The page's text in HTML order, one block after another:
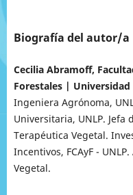
Biografía del autor/a
Cecilia Abramoff,
Forestales | Universidad
Ingeniera Agrónoma,
Universitaria, UNLP.
Terapéutica Vegetal.
Incentivos, FCAyF -
Vegetal.